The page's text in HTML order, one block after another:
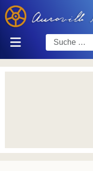
Suchen